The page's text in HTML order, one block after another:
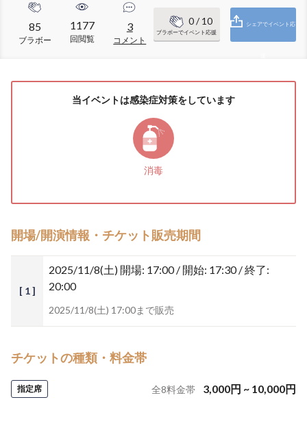
85
ブラボー
1177
回閲覧
3
コメント
0/ 10
ブラボーでイベント応援
シェアでイベント応
当イベントは感染症対策をしています
消毒
開場/開演情報・チケット販売期間
[ 1 ]
2025/11/8(土) 開場: 17:00 / 開始: 17:30 / 終了:
20:00
2025/11/8(土) 17:00まで販売
チケットの種類・料金帯
指定席 全8料金帯 3,000円 ~ 10,000円